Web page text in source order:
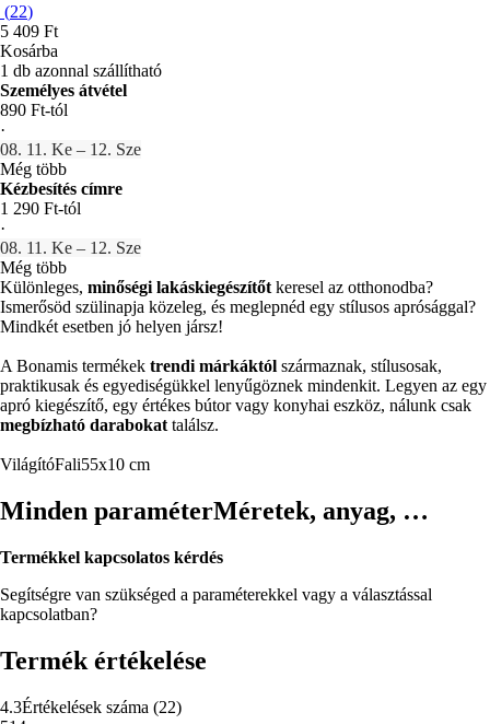
(22)
5 409 Ft
Kosárba
1 db azonnal szállítható
Személyes átvétel
890 Ft-tól
·
08. 11. Ke – 12. Sze
Még több
Kézbesítés címre
1 290 Ft-tól
·
08. 11. Ke – 12. Sze
Még több
Különleges, minőségi lakáskiegészítőt keresel az otthonodba?
Ismerősöd szülinapja közeleg, és meglepnéd egy stílusos aprósággal?
Mindkét esetben jó helyen jársz!
A Bonamis termékek trendi márkáktól származnak, stílusosak,
praktikusak és egyediségükkel lenyűgöznek mindenkit. Legyen az egy
apró kiegészítő, egy értékes bútor vagy konyhai eszköz, nálunk csak
megbízható darabokat találsz.
VilágítóFali55x10 cm
Minden paraméterMéretek, anyag, …
Termékkel kapcsolatos kérdés
Segítségre van szükséged a paraméterekkel vagy a választással
kapcsolatban?
Termék értékelése
4.3Értékelések száma (22)